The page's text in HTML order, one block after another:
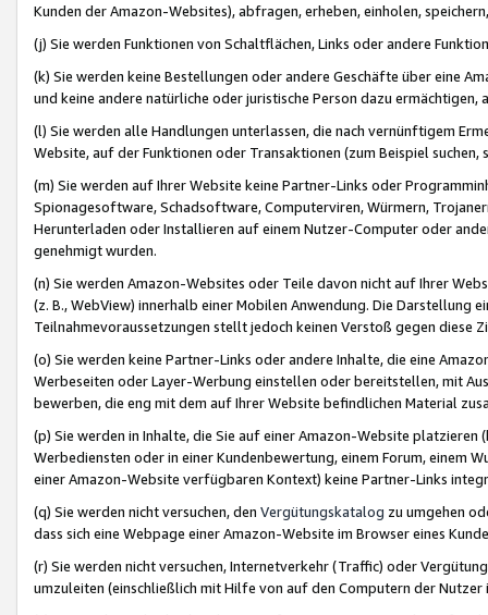
Kunden der Amazon-Websites), abfragen, erheben, einholen,
(j) Sie werden Funktionen von Schaltflächen, Links oder andere
(k) Sie werden keine Bestellungen oder andere Geschäfte über eine
und keine andere natürliche oder juristische Person dazu
(l) Sie werden alle Handlungen unterlassen, die nach vernünftigem
Website, auf der Funktionen oder Transaktionen (zum Beispiel
(m) Sie werden auf Ihrer Website keine Partner-Links oder
Spionagesoftware, Schadsoftware, Computerviren, Würmern,
Herunterladen oder Installieren auf einem Nutzer-Computer oder
genehmigt wurden.
(n) Sie werden Amazon-Websites oder Teile davon nicht auf Ihrer
(z. B., WebView) innerhalb einer Mobilen Anwendung. Die Darstellung
Teilnahmevoraussetzungen stellt jedoch keinen Verstoß gegen diese
(o) Sie werden keine Partner-Links oder andere Inhalte, die eine
Werbeseiten oder Layer-Werbung einstellen oder bereitstellen, mit
bewerben, die eng mit dem auf Ihrer Website befindlichen Material
(p) Sie werden in Inhalte, die Sie auf einer Amazon-Website
Werbediensten oder in einer Kundenbewertung, einem Forum, einem
einer Amazon-Website verfügbaren Kontext) keine Partner-Links
(q) Sie werden nicht versuchen, den Vergütungskatalog zu umgehen
dass sich eine Webpage einer Amazon-Website im Browser eines
(r) Sie werden nicht versuchen, Internetverkehr (Traffic) oder
umzuleiten (einschließlich mit Hilfe von auf den Computern der